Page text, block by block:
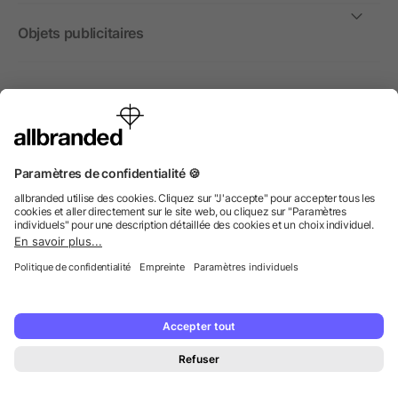
Objets publicitaires
International
Nous commercialisons nos objets publicitaires et articles
non aux personnes privées.